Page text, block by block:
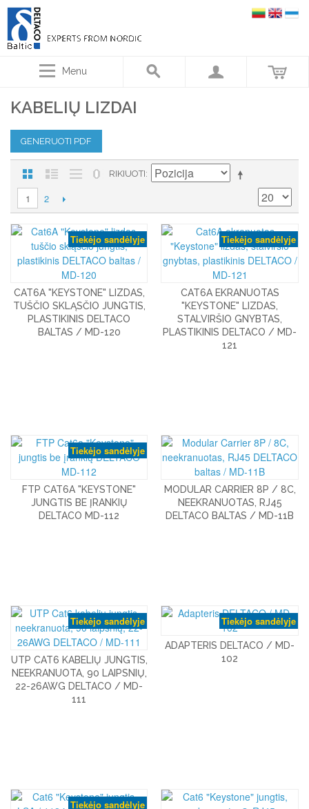
Menu
KABELIŲ LIZDAI
GENERUOTI PDF
RIKIUOTI
1 2
Tiekėjo sandėlyje
CAT6A "KEYSTONE" LIZDAS,
TUŠČIO SKLĄSČIO JUNGTIS,
PLASTIKINIS DELTACO
BALTAS / MD-120
Tiekėjo sandėlyje
CAT6A EKRANUOTAS
"KEYSTONE" LIZDAS,
STALVIRŠIO GNYBTAS,
PLASTIKINIS DELTACO / MD-
121
Tiekėjo sandėlyje
FTP CAT6A "KEYSTONE"
JUNGTIS BE ĮRANKIŲ
DELTACO MD-112
MODULAR CARRIER 8P / 8C,
NEEKRANUOTAS, RJ45
DELTACO BALTAS / MD-11B
Tiekėjo sandėlyje
UTP CAT6 KABELIŲ JUNGTIS,
NEEKRANUOTA, 90 LAIPSNIŲ,
22-26AWG DELTACO / MD-
111
Tiekėjo sandėlyje
ADAPTERIS DELTACO / MD-
102
Tiekėjo sandėlyje